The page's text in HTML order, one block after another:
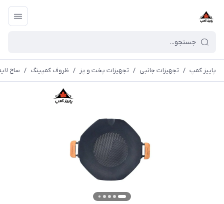
پاییز کمپ / تجهیزات جانبی / تجهیزات پخت و پز / ظروف کمپینگ / ساج